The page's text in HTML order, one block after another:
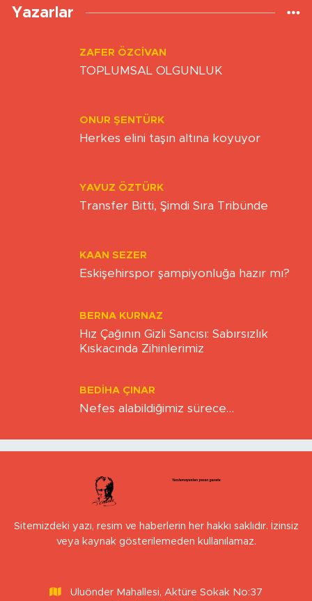
Yazarlar
ZAFER ÖZCIVAN
TOPLUMSAL OLGUNLUK
ONUR ŞENTÜRK
Herkes elini taşın altına koyuyor
YAVUZ ÖZTÜRK
Transfer Bitti, Şimdi Sıra Tribünde
KAAN SEZER
Eskişehirspor şampiyonluğa hazır mı?
BERNA KURNAZ
Hız Çağının Gizli Sancısı: Sabırsızlık
Kıskacında Zihinlerimiz
BEDIHA ÇINAR
Nefes alabildiğimiz sürece…
Sitemizdeki yazı, resim ve haberlerin her hakkı saklıdır. İzinsiz
veya kaynak gösterilemeden kullanılamaz.
Uluönder Mahallesi, Aktüre Sokak No:37